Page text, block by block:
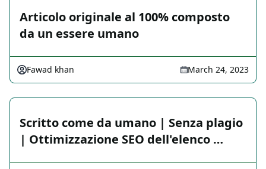
Articolo originale al 100% composto
da un essere umano
Fawad khan March 24, 2023
Scritto come da umano | Senza plagio
| Ottimizzazione SEO dell'elenco …